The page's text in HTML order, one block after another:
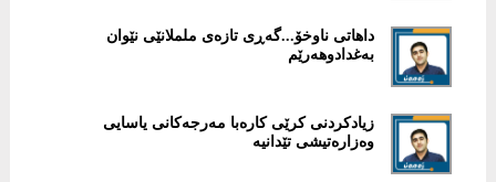
‎داهاتی ناوخۆ...گەڕی تازەی ململانێی نێوان
بەغدادوهەرێم
زیادكردنی كرێی كارەبا مەرجەكانی یاسایی
وەزارەتیشی تێدانیە